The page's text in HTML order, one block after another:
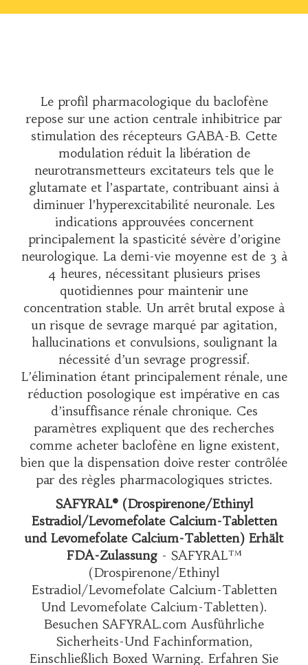
Le profil pharmacologique du baclofène
repose sur une action centrale inhibitrice par
stimulation des récepteurs GABA-B. Cette
modulation réduit la libération de
neurotransmetteurs excitateurs tels que le
glutamate et l’aspartate, contribuant ainsi à
diminuer l’hyperexcitabilité neuronale. Les
indications approuvées concernent
principalement la spasticité sévère d’origine
neurologique. La demi-vie moyenne est de 3 à
4 heures, nécessitant plusieurs prises
quotidiennes pour maintenir une
concentration stable. Un arrêt brutal expose à
un risque de sevrage marqué par agitation,
hallucinations et convulsions, soulignant la
nécessité d’un sevrage progressif.
L’élimination étant principalement rénale, une
réduction posologique est impérative en cas
d’insuffisance rénale chronique. Ces
paramètres expliquent que des recherches
comme acheter baclofène en ligneexistent,
bien que la dispensation doive rester contrôlée
par des règles pharmacologiques strictes.
SAFYRAL® (Drospirenone/Ethinyl
Estradiol/Levomefolate Calcium-Tabletten
und Levomefolate Calcium-Tabletten) Erhält
FDA-Zulassung- SAFYRAL™
(Drospirenone/Ethinyl
Estradiol/Levomefolate Calcium-Tabletten
Und Levomefolate Calcium-Tabletten).
Besuchen SAFYRAL.com Ausführliche
Sicherheits-Und Fachinformation,
Einschließlich Boxed Warning. Erfahren Sie